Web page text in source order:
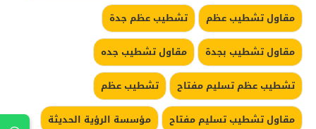
مقاول تشطيب عظم
تشطيب عظم جدة
مقاول تشطيب بجدة
مقاول تشطيب جده
تشطيب عظم تسليم مفتاح
تشطيب عظم
مقاول تشطيب تسليم مفتاح
مؤسسة الرؤية الحديثة